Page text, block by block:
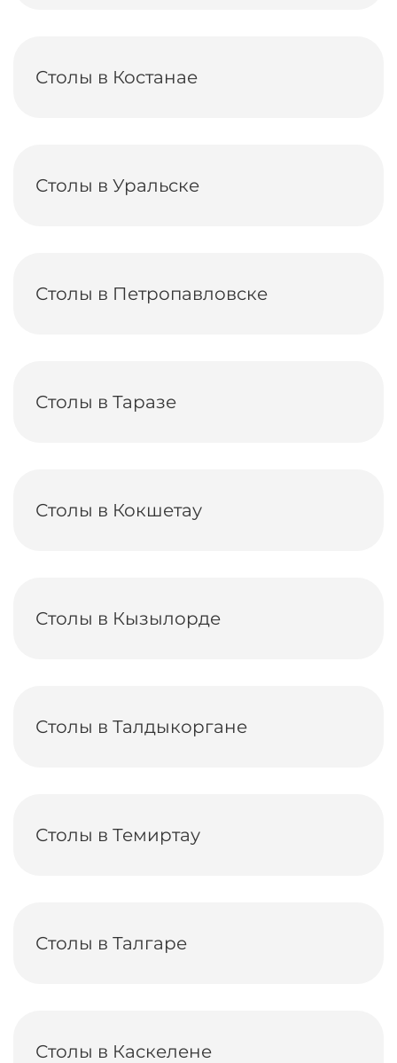
Столы в Костанае
Столы в Уральске
Столы в Петропавловске
Столы в Таразе
Столы в Кокшетау
Столы в Кызылорде
Столы в Талдыкоргане
Столы в Темиртау
Столы в Талгаре
Столы в Каскелене